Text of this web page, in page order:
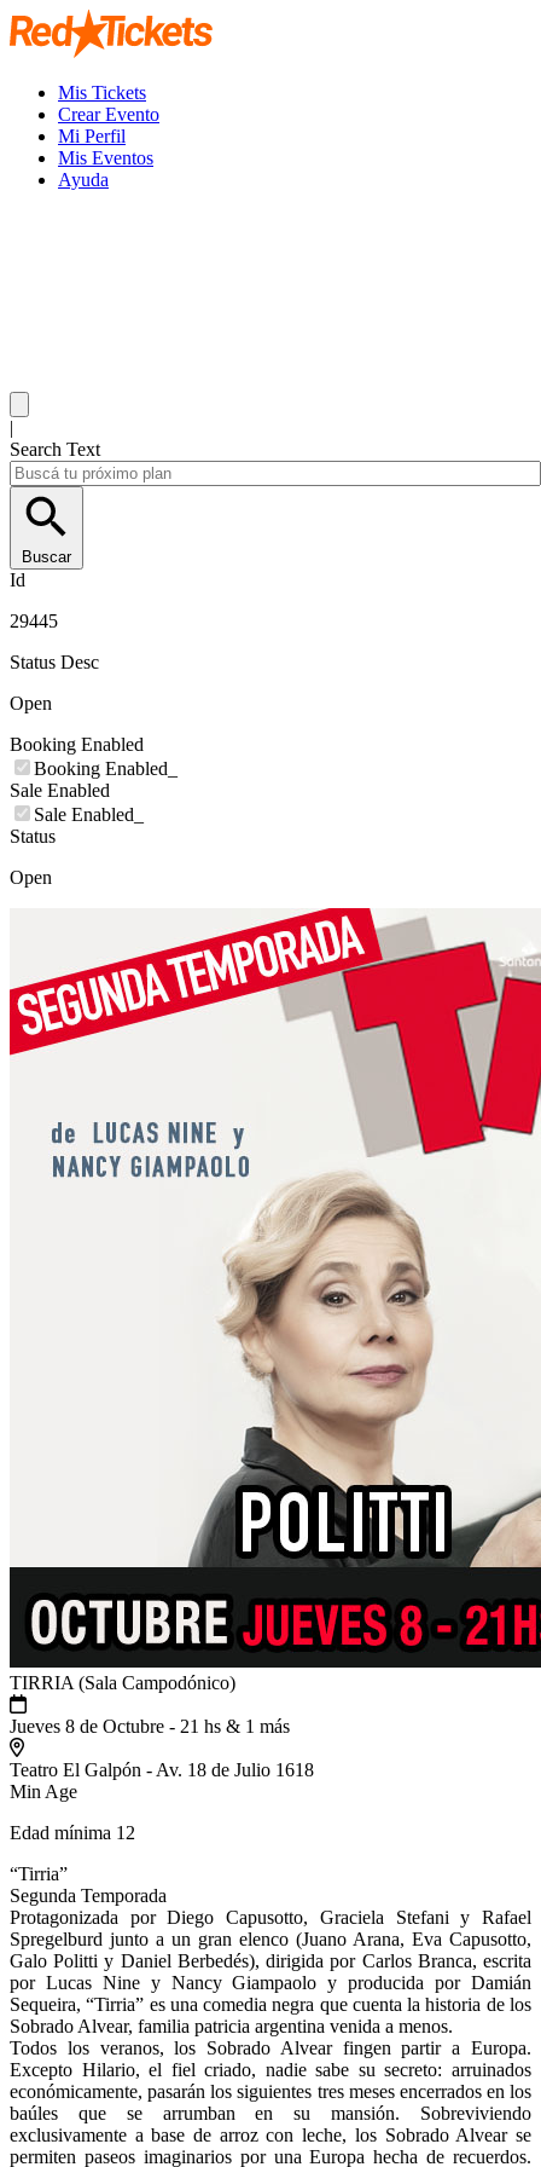
Mis Tickets
Crear Evento
Mi Perfil
Mis Eventos
Ayuda
|
Search Text
Buscar
Id
29445
Status Desc
Open
Booking Enabled
Booking Enabled_
Sale Enabled
Sale Enabled_
Status
Open
TIRRIA (Sala Campodónico)
Jueves 8 de Octubre - 21 hs & 1 más
Teatro El Galpón - Av. 18 de Julio 1618
Min Age
Edad mínima 12
“Tirria”
Segunda Temporada
Protagonizada por Diego Capusotto, Graciela Stefani y Rafael
Spregelburd junto a un gran elenco (Juano Arana, Eva Capusotto,
Galo Politti y Daniel Berbedés), dirigida por Carlos Branca, escrita
por Lucas Nine y Nancy Giampaolo y producida por Damián
Sequeira, “Tirria” es una comedia negra que cuenta la historia de los
Sobrado Alvear, familia patricia argentina venida a menos.
Todos los veranos, los Sobrado Alvear fingen partir a Europa.
Excepto Hilario, el fiel criado, nadie sabe su secreto: arruinados
económicamente, pasarán los siguientes tres meses encerrados en los
baúles que se arrumban en su mansión. Sobreviviendo
exclusivamente a base de arroz con leche, los Sobrado Alvear se
permiten paseos imaginarios por una Europa hecha de recuerdos.